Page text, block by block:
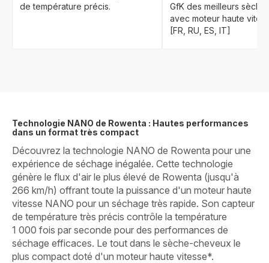
de température précis.
GfK des meilleurs
avec moteur haute
[FR, RU, ES, IT]
Technologie NANO de Rowenta : Hautes performances
dans un format très compact
Découvrez la technologie NANO de Rowenta pour une
expérience de séchage inégalée. Cette technologie
génère le flux d'air le plus élevé de Rowenta (jusqu'à
266 km/h) offrant toute la puissance d'un moteur haute
vitesse NANO pour un séchage très rapide. Son capteur
de température très précis contrôle la température
1 000 fois par seconde pour des performances de
séchage efficaces. Le tout dans le sèche-cheveux le
plus compact doté d'un moteur haute vitesse*.